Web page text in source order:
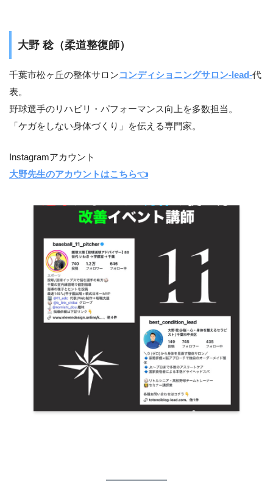
大野 稔（柔道整復師）
千葉市松ヶ丘の整体サロンコンディショニングサロン-lead-代
表。
野球選手のリハビリ・パフォーマンス向上を多数担当。
「ケガをしない身体づくり」を伝える専門家。
Instagramアカウント
大野先生のアカウントはこちら👈